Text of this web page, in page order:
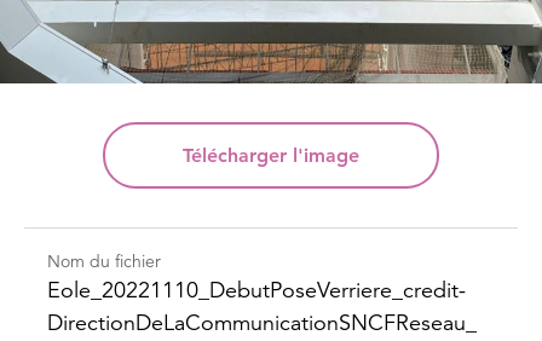
Télécharger l'image
Nom du fichier
Eole_​20221110_​Debut​Pose​Verriere_​credit-​
Direction​DeLaCommunication​SNCFReseau_​